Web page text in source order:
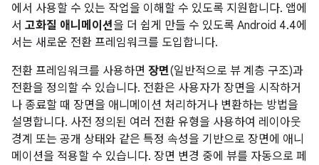
에서 사용할 수 있는 작업을 이해할 수 있도록 지원합니다. 앱에
서 고화질 애니메이션을 더 쉽게 만들 수 있도록 Android 4.4에
서는 새로운 전환 프레임워크를 도입합니다.
전환 프레임워크를 사용하면 장면(일반적으로 뷰 계층 구조)과
전환을 정의할 수 있습니다. 전환은 사용자가 장면을 시작하거
나 종료할 때 장면을 애니메이션 처리하거나 변환하는 방법을
설명합니다. 사전 정의된 여러 전환 유형을 사용하여 레이아웃
경계 또는 공개 상태와 같은 특정 속성을 기반으로 장면에 애니
메이션을 적용할 수 있습니다. 장면 변경 중에 뷰를 자동으로 페